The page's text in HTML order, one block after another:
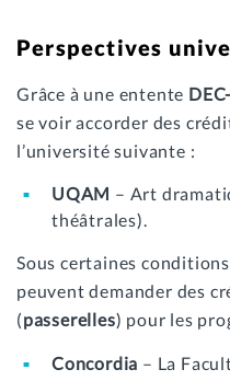
Perspectives
Grâce à une entente
se voir accorder des
l’université suivante :
UQAM – Art
théâtrales).
Sous certaines
peuvent demander des
(passerelles) pour les
Concordia – La